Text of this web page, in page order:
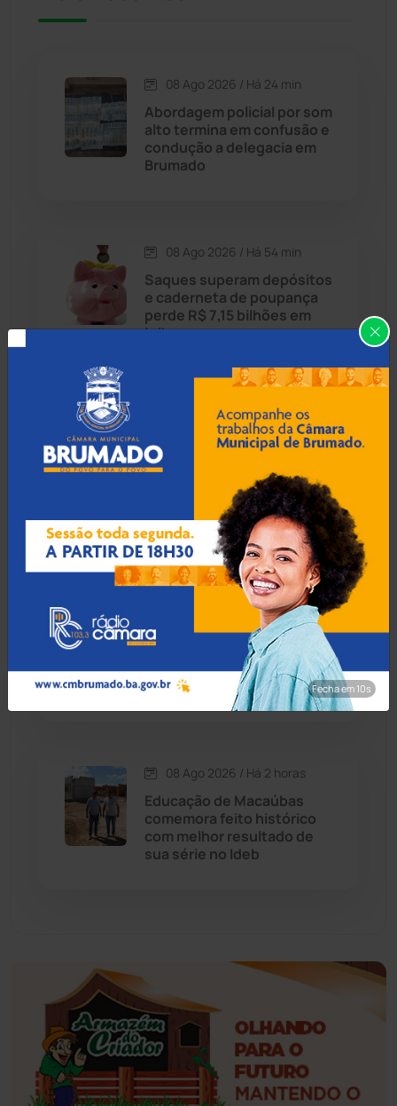
Candiba
Cândido Sales (121)
Caturama (65)
Condeúba (133)
Contendas do Sincorá (79)
(49)
Dom Basílio (391)
Economia (1236)
Educação (232)
Érico Cardoso (82)
Eventos
Feira da Mata
Ibiassucê (167)
Ibicoara (221)
Ibipitanga
08 Ago 2026 / Há 24 min
Abordagem policial por som
alto termina em confusão e
condução a delegacia em
Brumado
08 Ago 2026 / Há 54 min
Saques superam depósitos
e caderneta de poupança
perde R$ 7,15 bilhões em
julho
08 Ago 2026 / Há 1 hora
Vitória da Conquista é a
cidade mais segura da
Bahia pelo 4º ano
08 Ago 2026 / Há 1 hora
Brumado: Motos
barulhentas são
apreendidas em operação
da PM contra poluição
sonora
08 Ago 2026 / Há 2 horas
Educação de Macaúbas
comemora feito histórico
com melhor resultado de
sua série no Ideb
Fecha em 9s